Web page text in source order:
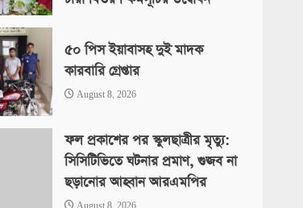
৫০ পিস ইয়াবাসহ দুই মাদক
কারবারি গ্রেপ্তার
August 8, 2026
ফল প্রকাশের পর স্কুলছাত্রীর মৃত্যু:
সিসিটিভিতে ঘটনার প্রমাণ, গুজব না
ছড়ানোর আহ্বান আরএমপির